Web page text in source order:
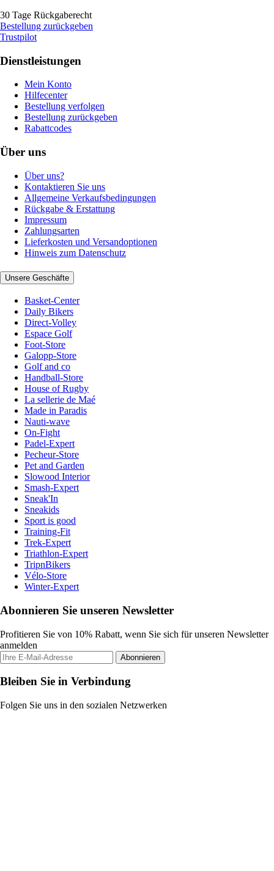
30 Tage Rückgaberecht
Bestellung zurückgeben
Trustpilot
Dienstleistungen
Mein Konto
Hilfecenter
Bestellung verfolgen
Bestellung zurückgeben
Rabattcodes
Über uns
Über uns?
Kontaktieren Sie uns
Allgemeine Verkaufsbedingungen
Rückgabe & Erstattung
Impressum
Zahlungsarten
Lieferkosten und Versandoptionen
Hinweis zum Datenschutz
Unsere Geschäfte
Basket-Center
Daily Bikers
Direct-Volley
Espace Golf
Foot-Store
Galopp-Store
Golf and co
Handball-Store
House of Rugby
La sellerie de Maé
Made in Paradis
Nauti-wave
On-Fight
Padel-Expert
Pecheur-Store
Pet and Garden
Slowood Interior
Smash-Expert
Sneak'In
Sneakids
Sport is good
Training-Fit
Trek-Expert
Triathlon-Expert
TripnBikers
Vélo-Store
Winter-Expert
Abonnieren Sie unseren Newsletter
Profitieren Sie von 10% Rabatt, wenn Sie sich für unseren Newsletter
anmelden
Abonnieren
Bleiben Sie in Verbindung
Folgen Sie uns in den sozialen Netzwerken